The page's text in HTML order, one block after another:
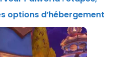
options d’hébergement